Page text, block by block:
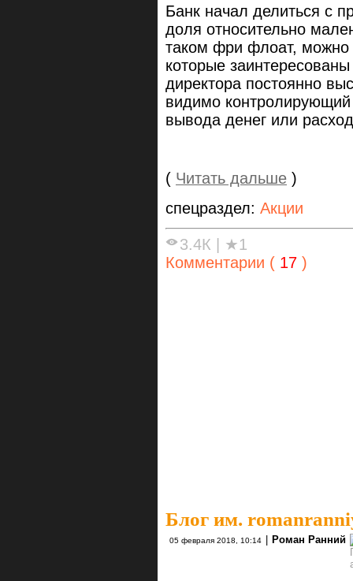
Банк начал делиться с
доля относительно
таком фри флоат, можно
которые
директора постоянно
видимо контролирующий
вывода денег или
( Читать дальше )
спецраздел: Акции
3.4К
★1
Комментарии ( 17 )
Блог им.
05 февраля 2018, 10:14 | Роман Ранний